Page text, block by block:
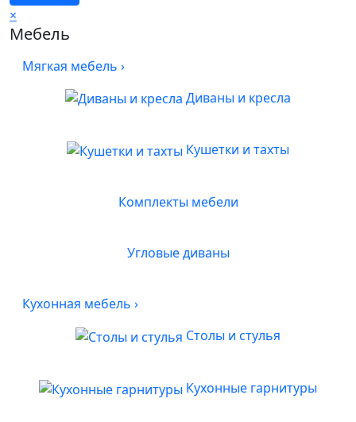
×
Мебель
Мягкая мебель ›
Диваны и кресла
Кушетки и тахты
Комплекты мебели
Угловые диваны
Кухонная мебель ›
Столы и стулья
Кухонные гарнитуры